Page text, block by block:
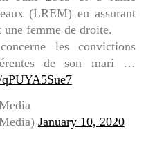
(LREM) en assurant
une femme de droite.
les convictions
de son mari …
January 10, 2020